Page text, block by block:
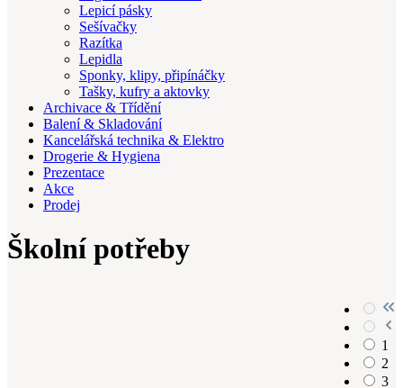
Lepicí pásky
Sešívačky
Razítka
Lepidla
Sponky, klipy, připínáčky
Tašky, kufry a aktovky
Archivace & Třídění
Balení & Skladování
Kancelářská technika & Elektro
Drogerie & Hygiena
Prezentace
Akce
Prodej
Školní potřeby
1
2
3